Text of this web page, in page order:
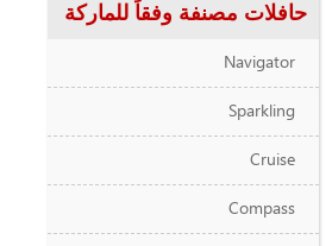
حافلات مصنفة وفقاً للماركة
Navigator
Sparkling
Cruise
Compass